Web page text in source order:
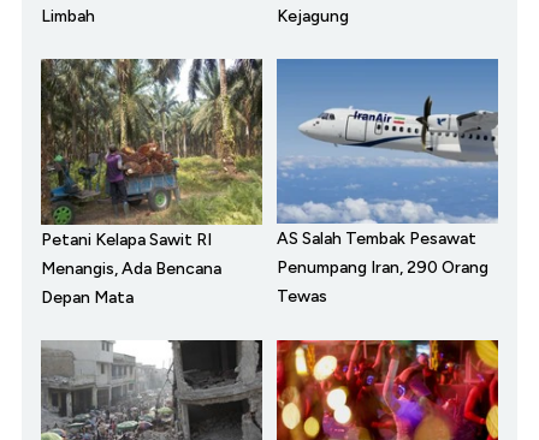
Limbah
Kejagung
Petani Kelapa Sawit RI
Menangis, Ada Bencana
Depan Mata
AS Salah Tembak Pesawat
Penumpang Iran, 290 Orang
Tewas